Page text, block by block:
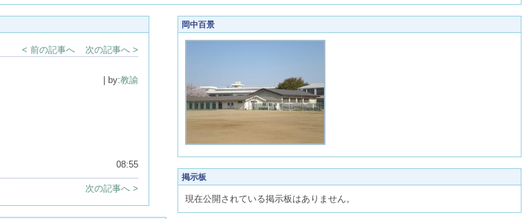
< 前の記事へ 次の記事へ >
| by:教諭
08:55
次の記事へ >
岡中百景
掲示板
現在公開されている掲示板はありません。